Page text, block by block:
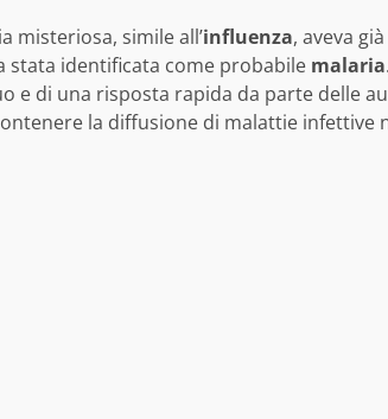
misteriosa, simile all’influenza, aveva
stata identificata come probabile malaria
e di una risposta rapida da parte delle
la diffusione di malattie infettive